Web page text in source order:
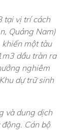
tại vị trí cách
Quảng Nam)
một tàu
dầu tràn ra
nghiêm
dự trữ sinh
và dung dịch
Cán bộ